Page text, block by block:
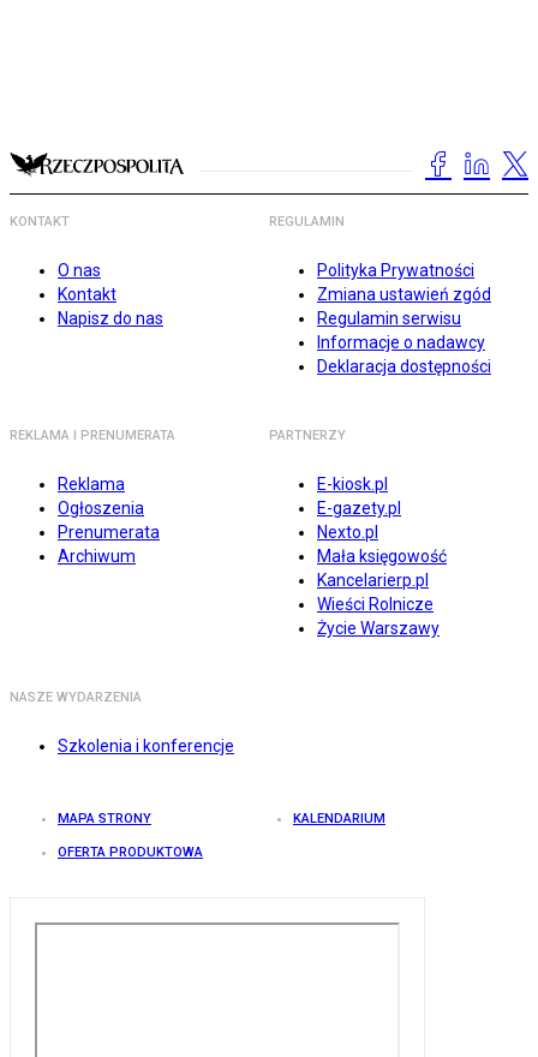
KONTAKT
O nas
Kontakt
Napisz do nas
REGULAMIN
Polityka Prywatności
Zmiana ustawień zgód
Regulamin serwisu
Informacje o nadawcy
Deklaracja dostępności
REKLAMA I PRENUMERATA
Reklama
Ogłoszenia
Prenumerata
Archiwum
PARTNERZY
E-kiosk.pl
E-gazety.pl
Nexto.pl
Mała księgowość
Kancelarierp.pl
Wieści Rolnicze
Życie Warszawy
NASZE WYDARZENIA
Szkolenia i konferencje
MAPA STRONY KALENDARIUM
OFERTA PRODUKTOWA